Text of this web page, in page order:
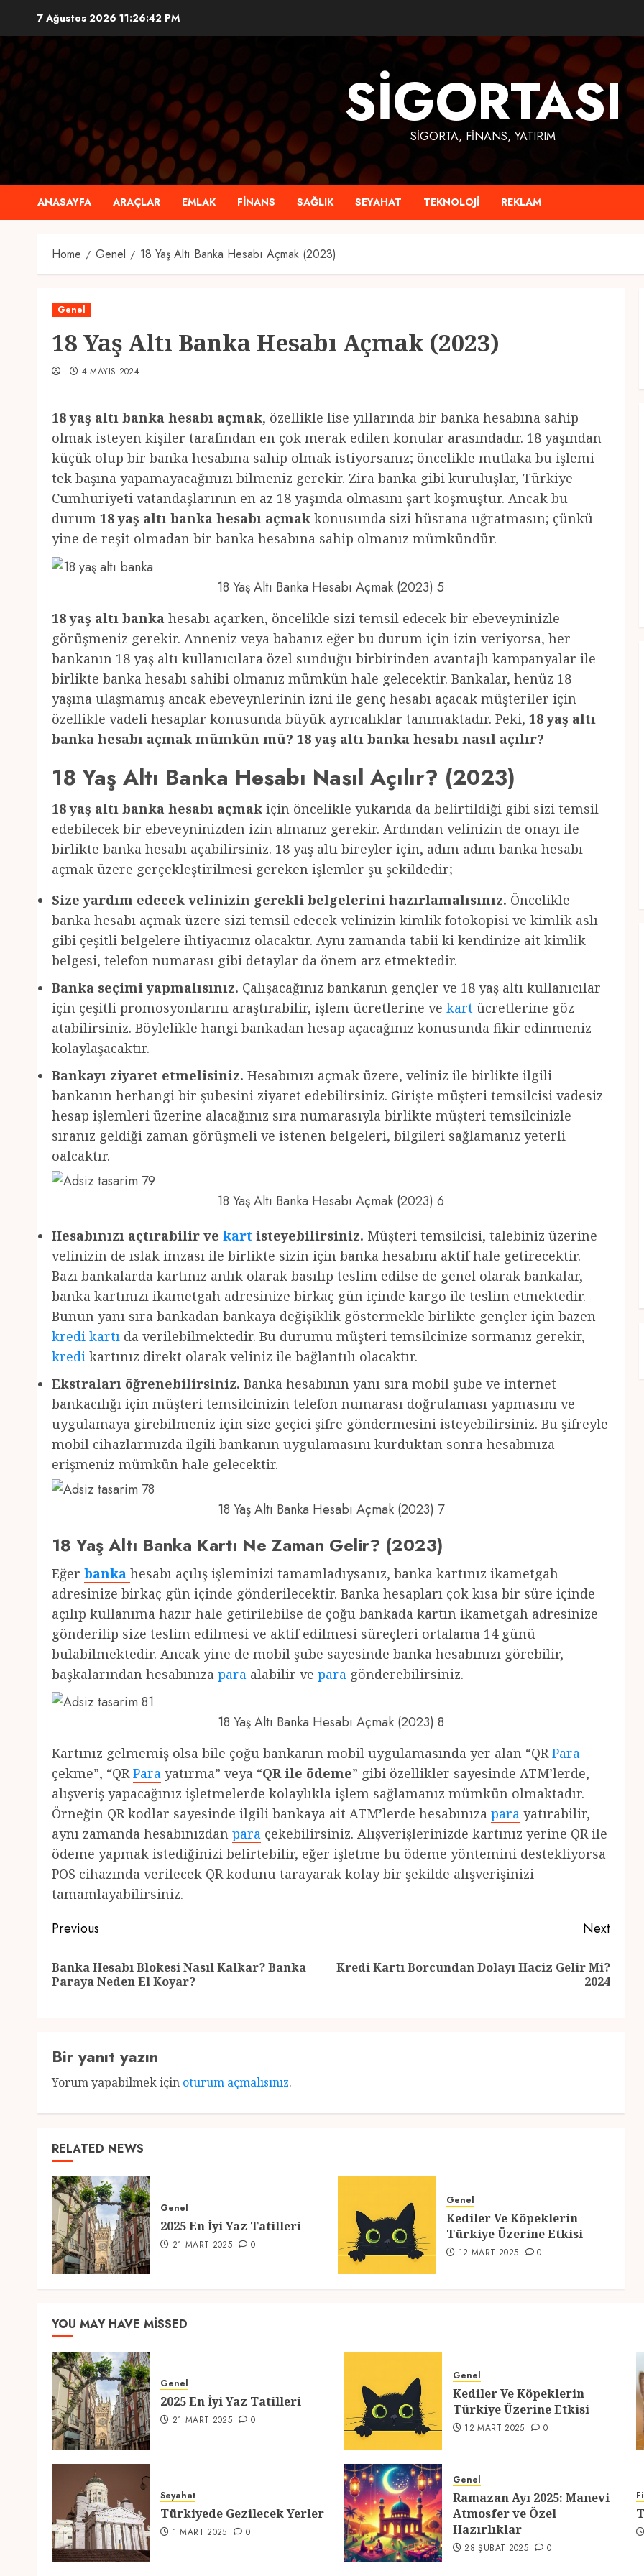
content
7 Ağustos 2026 11:26:43 PM
SIGORTASI
SIGORTA, FINANS, YATIRIM
ANASAYFA ARAÇLAR EMLAK FINANS SAĞLIK SEYAHAT TEKNOLOJI REKLAM
Home Genel 18 Yaş Altı Banka Hesabı Açmak (2023)
Genel
18 Yaş Altı Banka Hesabı Açmak (2023)
4 MAYIS 2024
18 yaş altı banka hesabı açmak, özellikle lise yıllarında bir banka hesabına sahip
olmak isteyen kişiler tarafından en çok merak edilen konular arasındadır. 18 yaşından
küçük olup bir banka hesabına sahip olmak istiyorsanız; öncelikle mutlaka bu işlemi
tek başına yapamayacağınızı bilmeniz gerekir. Zira banka gibi kuruluşlar, Türkiye
Cumhuriyeti vatandaşlarının en az 18 yaşında olmasını şart koşmuştur. Ancak bu
durum 18 yaş altı banka hesabı açmak konusunda sizi hüsrana uğratmasın; çünkü
yine de reşit olmadan bir banka hesabına sahip olmanız mümkündür.
18 Yaş Altı Banka Hesabı Açmak (2023) 5
18 yaş altı banka hesabı açarken, öncelikle sizi temsil edecek bir ebeveyninizle
görüşmeniz gerekir. Anneniz veya babanız eğer bu durum için izin veriyorsa, her
bankanın 18 yaş altı kullanıcılara özel sunduğu birbirinden avantajlı kampanyalar ile
birlikte banka hesabı sahibi olmanız mümkün hale gelecektir. Bankalar, henüz 18
yaşına ulaşmamış ancak ebeveynlerinin izni ile genç hesabı açacak müşteriler için
özellikle vadeli hesaplar konusunda büyük ayrıcalıklar tanımaktadır. Peki, 18 yaş altı
banka hesabı açmak mümkün mü? 18 yaş altı banka hesabı nasıl açılır?
18 Yaş Altı Banka Hesabı Nasıl Açılır? (2023)
18 yaş altı banka hesabı açmak için öncelikle yukarıda da belirtildiği gibi sizi temsil
edebilecek bir ebeveyninizden izin almanız gerekir. Ardından velinizin de onayı ile
birlikte banka hesabı açabilirsiniz. 18 yaş altı bireyler için, adım adım banka hesabı
açmak üzere gerçekleştirilmesi gereken işlemler şu şekildedir;
Size yardım edecek velinizin gerekli belgelerini hazırlamalısınız. Öncelikle
banka hesabı açmak üzere sizi temsil edecek velinizin kimlik fotokopisi ve kimlik aslı
gibi çeşitli belgelere ihtiyacınız olacaktır. Aynı zamanda tabii ki kendinize ait kimlik
belgesi, telefon numarası gibi detaylar da önem arz etmektedir.
Banka seçimi yapmalısınız. Çalışacağınız bankanın gençler ve 18 yaş altı kullanıcılar
için çeşitli promosyonlarını araştırabilir, işlem ücretlerine ve kart ücretlerine göz
atabilirsiniz. Böylelikle hangi bankadan hesap açacağınız konusunda fikir edinmeniz
kolaylaşacaktır.
Bankayı ziyaret etmelisiniz. Hesabınızı açmak üzere, veliniz ile birlikte ilgili
bankanın herhangi bir şubesini ziyaret edebilirsiniz. Girişte müşteri temsilcisi vadesiz
hesap işlemleri üzerine alacağınız sıra numarasıyla birlikte müşteri temsilcinizle
sıranız geldiği zaman görüşmeli ve istenen belgeleri, bilgileri sağlamanız yeterli
oalcaktır.
18 Yaş Altı Banka Hesabı Açmak (2023) 6
Hesabınızı açtırabilir ve kart isteyebilirsiniz. Müşteri temsilcisi, talebiniz üzerine
velinizin de ıslak imzası ile birlikte sizin için banka hesabını aktif hale getirecektir.
Bazı bankalarda kartınız anlık olarak basılıp teslim edilse de genel olarak bankalar,
banka kartınızı ikametgah adresinize birkaç gün içinde kargo ile teslim etmektedir.
Bunun yanı sıra bankadan bankaya değişiklik göstermekle birlikte gençler için bazen
kredi kartı da verilebilmektedir. Bu durumu müşteri temsilcinize sormanız gerekir,
kredi kartınız direkt olarak veliniz ile bağlantılı olacaktır.
Ekstraları öğrenebilirsiniz. Banka hesabının yanı sıra mobil şube ve internet
bankacılığı için müşteri temsilcinizin telefon numarası doğrulaması yapmasını ve
uygulamaya girebilmeniz için size geçici şifre göndermesini isteyebilirsiniz. Bu şifreyle
mobil cihazlarınızda ilgili bankanın uygulamasını kurduktan sonra hesabınıza
erişmeniz mümkün hale gelecektir.
18 Yaş Altı Banka Hesabı Açmak (2023) 7
18 Yaş Altı Banka Kartı Ne Zaman Gelir? (2023)
Eğer banka hesabı açılış işleminizi tamamladıysanız, banka kartınız ikametgah
adresinize birkaç gün içinde gönderilecektir. Banka hesapları çok kısa bir süre içinde
açılıp kullanıma hazır hale getirilebilse de çoğu bankada kartın ikametgah adresinize
gönderilip size teslim edilmesi ve aktif edilmesi süreçleri ortalama 14 günü
bulabilmektedir. Ancak yine de mobil şube sayesinde banka hesabınızı görebilir,
başkalarından hesabınıza para alabilir ve para gönderebilirsiniz.
18 Yaş Altı Banka Hesabı Açmak (2023) 8
Kartınız gelmemiş olsa bile çoğu bankanın mobil uygulamasında yer alan “QRPara
çekme”, “QRPara yatırma” veya “QR ile ödeme” gibi özellikler sayesinde ATM’lerde,
alışveriş yapacağınız işletmelerde kolaylıkla işlem sağlamanız mümkün olmaktadır.
Örneğin QR kodlar sayesinde ilgili bankaya ait ATM’lerde hesabınıza para yatırabilir,
aynı zamanda hesabınızdan para çekebilirsiniz. Alışverişlerinizde kartınız yerine QR ile
ödeme yapmak istediğinizi belirtebilir, eğer işletme bu ödeme yöntemini destekliyorsa
POS cihazında verilecek QR kodunu tarayarak kolay bir şekilde alışverişinizi
tamamlayabilirsiniz.
Post
navigation
Previous
Previous
Banka Hesabı Blokesi Nasıl Kalkar? Banka
Paraya Neden El Koyar?
Next
Next
Kredi Kartı Borcundan Dolayı Haciz Gelir Mi?
2024
Bir yanıt yazın
Yorum yapabilmek için oturum açmalısınız.
RELATED NEWS
Genel
2025 En İyi Yaz Tatilleri
21 MART 2025 0
Genel
Kediler Ve Köpeklerin
Türkiye Üzerine Etkisi
12 MART 2025 0
YOU MAY HAVE MISSED
Genel
2025 En İyi Yaz Tatilleri
21 MART 2025 0
Genel
Kediler Ve Köpeklerin
Türkiye Üzerine Etkisi
12 MART 2025 0
Seyahat
Türkiyede Gezilecek Yerler
1 MART 2025 0
Genel
Ramazan Ayı 2025: Manevi
Atmosfer ve Özel
Hazırlıklar
28 ŞUBAT 2025 0